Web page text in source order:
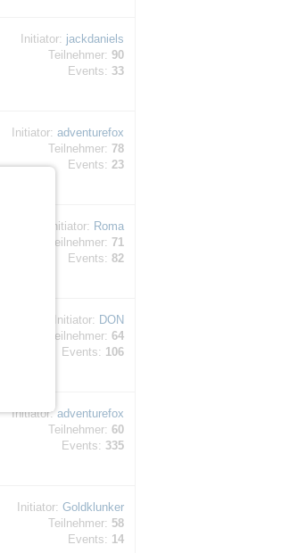
Initiator: jackdaniels
Teilnehmer: 90
Events: 33
Initiator: adventurefox
Teilnehmer: 78
Events: 23
Initiator: Roma
Teilnehmer: 71
Events: 82
Initiator: DON
Teilnehmer: 64
Events: 106
Initiator:adventurefox
Teilnehmer: 60
Events: 335
Initiator: Goldklunker
Teilnehmer: 58
Events: 14